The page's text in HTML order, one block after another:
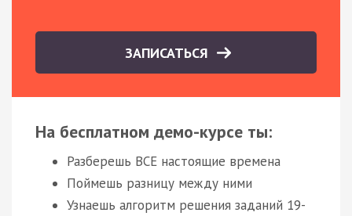
ЗАПИСАТЬСЯ
На бесплатном демо-курсе ты:
Разберешь ВСЕ настоящие времена
Поймешь разницу между ними
Узнаешь алгоритм решения заданий 19-